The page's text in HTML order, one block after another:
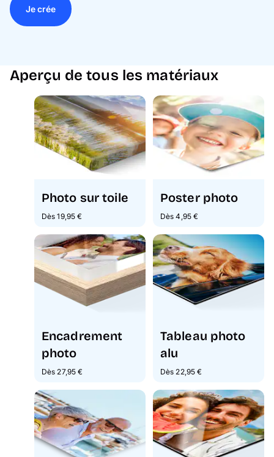
Je crée
Aperçu de tous les matériaux
Photo sur toile
Dès 19,95 €
Poster photo
Dès 4,95 €
Encadrement
photo
Dès 27,95 €
Tableau photo
alu
Dès 22,95 €